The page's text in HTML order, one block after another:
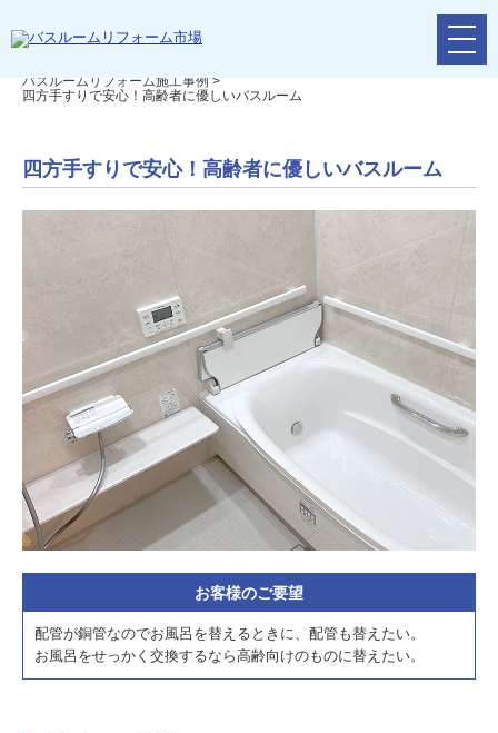
メ
ニ
バスルームリフォーム施工事例 >
四方手すりで安心！高齢者に優しいバスルーム
四方手すりで安心！高齢者に優しいバスルーム
お客様のご要望
配管が銅管なのでお風呂を替えるときに、配管も替えたい。
お風呂をせっかく交換するなら高齢向けのものに替えたい。